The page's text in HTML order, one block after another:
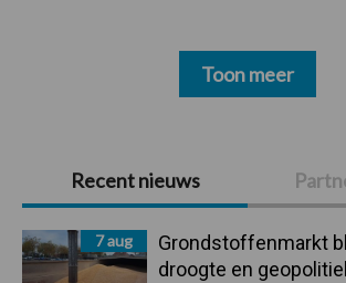
Primaire
Sidebar
Recent nieuws
7 aug
Grondstoffenmarkt
droogte en
Toon meer